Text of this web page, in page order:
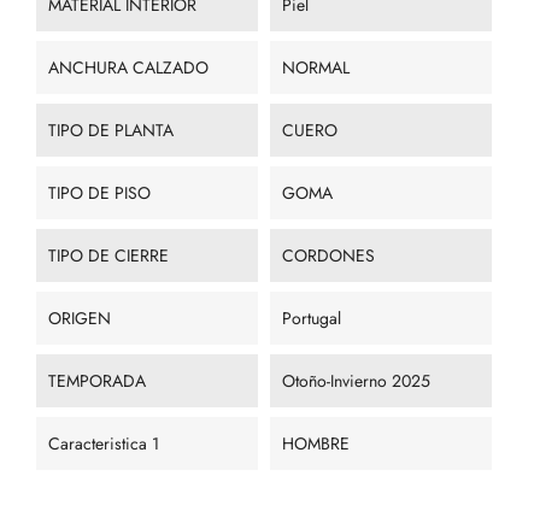
MATERIAL INTERIOR Piel
ANCHURA CALZADO NORMAL
TIPO DE PLANTA CUERO
TIPO DE PISO GOMA
TIPO DE CIERRE CORDONES
ORIGEN Portugal
TEMPORADA Otoño-Invierno 2025
Caracteristica 1 HOMBRE